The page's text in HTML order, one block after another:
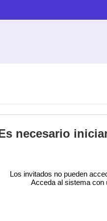
necesario
Los invitados no pueden
Acceda al sistema con